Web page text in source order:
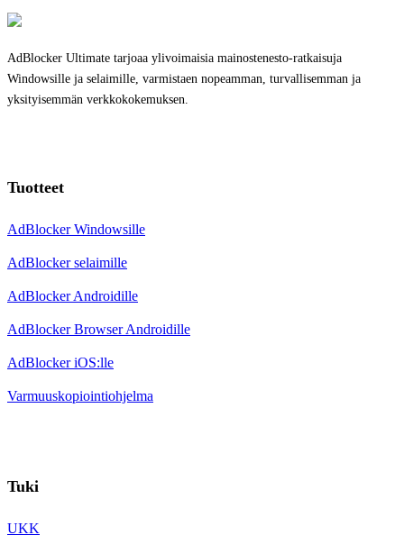
AdBlocker Ultimate tarjoaa ylivoimaisia mainostenesto-ratkaisuja
Windowsille ja selaimille, varmistaen nopeamman, turvallisemman ja
yksityisemmän verkkokokemuksen.
Tuotteet
AdBlocker Windowsille
AdBlocker selaimille
AdBlocker Androidille
AdBlocker Browser Androidille
AdBlocker iOS:lle
Varmuuskopiointiohjelma
Tuki
UKK